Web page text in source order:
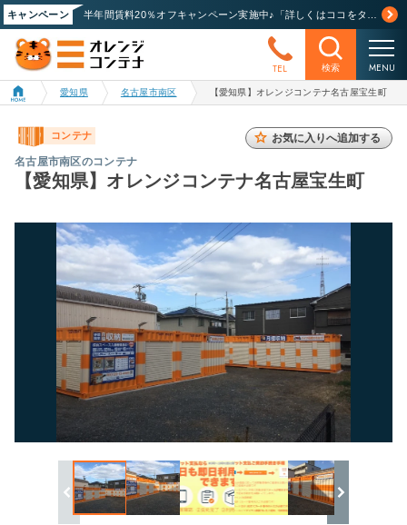
キャンペーン
TEL 検索 MENU
愛知県 名古屋市南区 【愛知県】オレンジコンテナ名古屋宝生町
コンテナ
名古屋市南区のコンテナ
【愛知県】オレンジコンテナ名古屋宝生町
お気に入りへ追加する